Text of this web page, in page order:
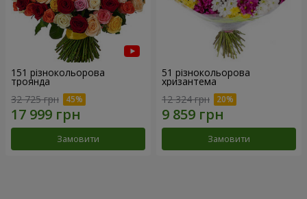
151 різнокольорова
троянда
32 725 грн
Замовити
51 різнокольорова
хризантема
12 324 грн
Замовити